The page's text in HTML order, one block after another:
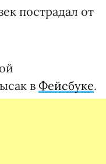
пострадал от
в Фейсбуке.